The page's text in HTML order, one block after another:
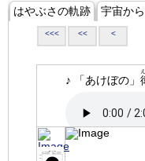
はやぶさの軌跡 宇宙か
<<< << <
♪ 「あけぼの」